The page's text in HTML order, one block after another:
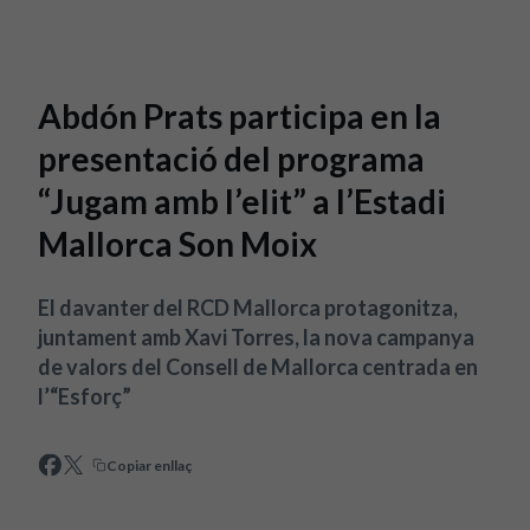
Abdón Prats participa en la
presentació del programa
“Jugam amb l’elit” a l’Estadi
Mallorca Son Moix
El davanter del RCD Mallorca protagonitza,
juntament amb Xavi Torres, la nova campanya
de valors del Consell de Mallorca centrada en
l’“Esforç”
Copiar enllaç